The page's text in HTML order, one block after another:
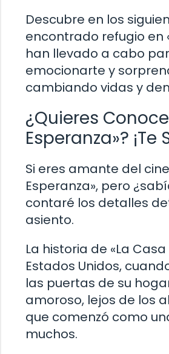
Descubre en los
encontrado refugio en
han llevado a cabo
emocionarte y
cambiando vidas y
¿Quieres
Esperanza»?
Si eres amante del
Esperanza», pero
contaré los detalles
asiento.
La historia de «La
Estados Unidos,
las puertas de su
amoroso, lejos de los
que comenzó como
muchos.